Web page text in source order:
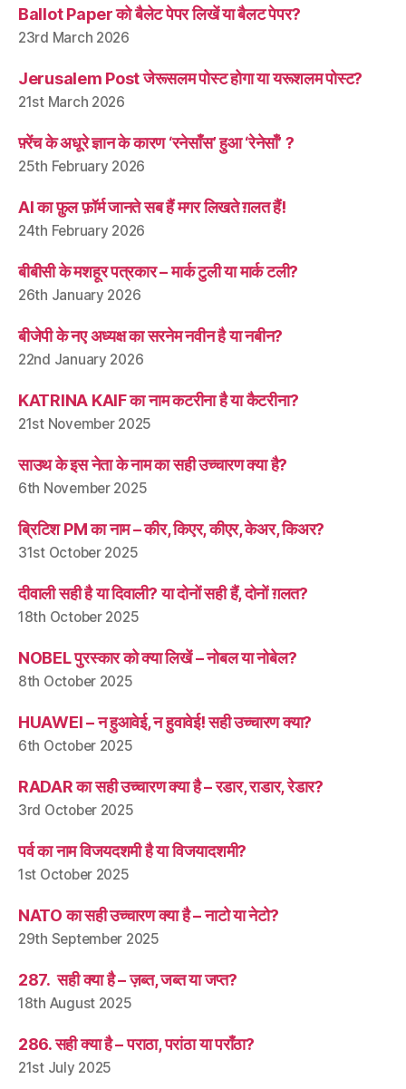
Ballot Paper को बैलेट पेपर लिखें या बैलट पेपर?
23rd March 2026
Jerusalem Post जेरूसलम पोस्ट होगा या यरूशलम पोस्ट?
21st March 2026
फ़्रेंच के अधूरे ज्ञान के कारण ‘रनेसाँस’ हुआ ‘रेनेसाँ’ ?
25th February 2026
AI का फ़ुल फ़ॉर्म जानते सब हैं मगर लिखते ग़लत हैं!
24th February 2026
बीबीसी के मशहूर पत्रकार – मार्क टुली या मार्क टली?
26th January 2026
बीजेपी के नए अध्यक्ष का सरनेम नवीन है या नबीन?
22nd January 2026
KATRINA KAIF का नाम कटरीना है या कैटरीना?
21st November 2025
साउथ के इस नेता के नाम का सही उच्चारण क्या है?
6th November 2025
ब्रिटिश PM का नाम – कीर, किएर, कीएर, केअर, किअर?
31st October 2025
दीवाली सही है या दिवाली? या दोनों सही हैं, दोनों ग़लत?
18th October 2025
NOBEL पुरस्कार को क्या लिखें – नोबल या नोबेल?
8th October 2025
HUAWEI – न हुआवेई, न हुवावेई! सही उच्चारण क्या?
6th October 2025
RADAR का सही उच्चारण क्या है – रडार, राडार, रेडार?
3rd October 2025
पर्व का नाम विजयदशमी है या विजयादशमी?
1st October 2025
NATO का सही उच्चारण क्या है – नाटो या नेटो?
29th September 2025
287. सही क्या है – ज़ब्त, जब्त या जप्त?
18th August 2025
286. सही क्या है – पराठा, परांठा या पराँठा?
21st July 2025